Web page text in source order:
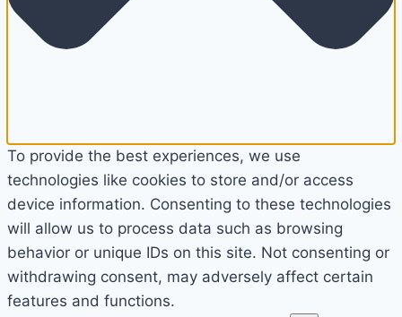
To provide the best experiences, we use
technologies like cookies to store and/or access
device information. Consenting to these technologies
will allow us to process data such as browsing
behavior or unique IDs on this site. Not consenting or
withdrawing consent, may adversely affect certain
features and functions.